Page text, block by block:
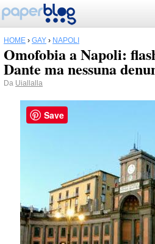
HOME › GAY › NAPOLI
Omofobia a Napoli:
Dante ma nessuna
Da Uiallalla
Save